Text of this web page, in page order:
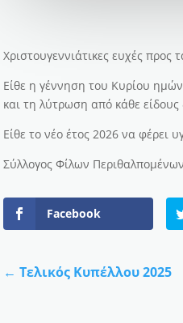
Χριστουγεννιάτικες ευχές
Είθε η γέννηση του Κυρίου
και τη λύτρωση από κάθε είδους
Είθε το νέο έτος 2026 να φέρει
Σύλλογος Φίλων
Facebook
←Τελικός Κυπέλλου 2025